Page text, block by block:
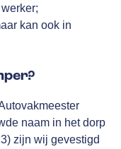
kan ook in
naam in het dorp
zijn wij gevestigd